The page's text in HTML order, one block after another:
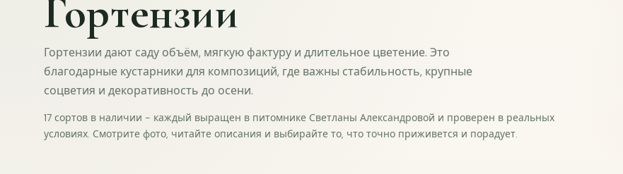
Гортензии
Гортензии дают саду объём, мягкую фактуру и длительное цветение. Это
благодарные кустарники для композиций, где важны стабильность, крупные
соцветия и декоративность до осени.
17 сортов в наличии - каждый выращен в питомнике Светланы Александровой и проверен в реальных
условиях. Смотрите фото, читайте описания и выбирайте то, что точно приживется и порадует.